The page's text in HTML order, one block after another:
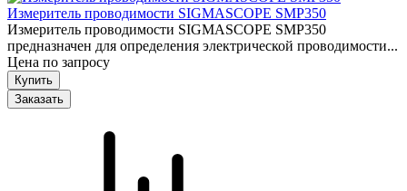
Измеритель проводимости SIGMASCOPE SMP350
Измеритель проводимости SIGMASCOPE SMP350
предназначен для определения электрической проводимости...
Цена по запросу
Заказать